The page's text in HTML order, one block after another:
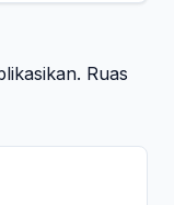
Ruas